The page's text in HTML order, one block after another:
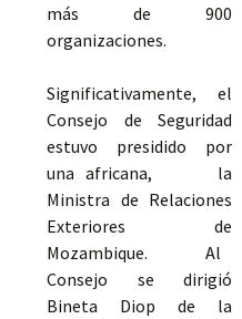
más de 900
organizaciones.
Significativamente, el
Consejo de Seguridad
estuvo presidido por
una africana, la
Ministra de Relaciones
Exteriores de
Mozambique. Al
Consejo se dirigió
Bineta Diop de la